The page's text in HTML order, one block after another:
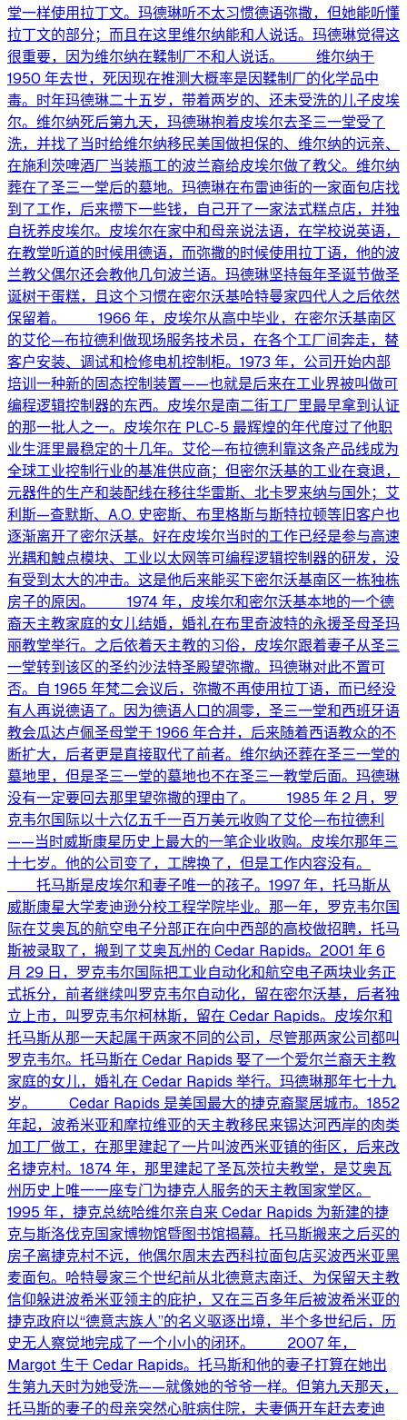
堂一样使用拉丁文。玛德琳听不太习惯德语弥撒，但她能听懂
拉丁文的部分；而且在这里维尔纳能和人说话。玛德琳觉得这
很重要，因为维尔纳在鞣制厂不和人说话。 维尔纳于
1950 年去世，死因现在推测大概率是因鞣制厂的化学品中
毒。时年玛德琳二十五岁，带着两岁的、还未受洗的儿子皮埃
尔。维尔纳死后第九天，玛德琳抱着皮埃尔去圣三一堂受了
洗，并找了当时给维尔纳移民美国做担保的、维尔纳的远亲、
在施利茨啤酒厂当装瓶工的波兰裔给皮埃尔做了教父。维尔纳
葬在了圣三一堂后的墓地。玛德琳在布雷迪街的一家面包店找
到了工作，后来攒下一些钱，自己开了一家法式糕点店，并独
自抚养皮埃尔。皮埃尔在家中和母亲说法语，在学校说英语，
在教堂听道的时候用德语，而弥撒的时候使用拉丁语，他的波
兰教父偶尔还会教他几句波兰语。玛德琳坚持每年圣诞节做圣
诞树干蛋糕，且这个习惯在密尔沃基哈特曼家四代人之后依然
保留着。 1966 年，皮埃尔从高中毕业，在密尔沃基南区
的艾伦—布拉德利做现场服务技术员，在各个工厂间奔走，替
客户安装、调试和检修电机控制柜。1973 年，公司开始内部
培训一种新的固态控制装置——也就是后来在工业界被叫做可
编程逻辑控制器的东西。皮埃尔是南二街工厂里最早拿到认证
的那一批人之一。皮埃尔在 PLC-5 最辉煌的年代度过了他职
业生涯里最稳定的十几年。艾伦—布拉德利靠这条产品线成为
全球工业控制行业的基准供应商；但密尔沃基的工业在衰退，
元器件的生产和装配线在移往华雷斯、北卡罗来纳与国外；艾
利斯—查默斯、A.O. 史密斯、布里格斯与斯特拉顿等旧客户也
逐渐离开了密尔沃基。好在皮埃尔当时的工作已经是参与高速
光耦和触点模块、工业以太网等可编程逻辑控制器的研发，没
有受到太大的冲击。这是他后来能买下密尔沃基南区一栋独栋
房子的原因。 1974 年，皮埃尔和密尔沃基本地的一个德
裔天主教家庭的女儿结婚，婚礼在布里奇波特的永援圣母圣玛
丽教堂举行。之后依着天主教的习俗，皮埃尔跟着妻子从圣三
一堂转到该区的圣约沙法特圣殿望弥撒。玛德琳对此不置可
否。自 1965 年梵二会议后，弥撒不再使用拉丁语，而已经没
有人再说德语了。因为德语人口的凋零，圣三一堂和西班牙语
教会瓜达卢佩圣母堂于 1966 年合并，后来随着西语教众的不
断扩大，后者更是直接取代了前者。维尔纳还葬在圣三一堂的
墓地里，但是圣三一堂的墓地也不在圣三一教堂后面。玛德琳
没有一定要回去那里望弥撒的理由了。 1985 年 2 月，罗
克韦尔国际以十六亿五千一百万美元收购了艾伦—布拉德利
——当时威斯康星历史上最大的一笔企业收购。皮埃尔那年三
十七岁。他的公司变了，工牌换了，但是工作内容没有。
托马斯是皮埃尔和妻子唯一的孩子。1997 年，托马斯从
威斯康星大学麦迪逊分校工程学院毕业。那一年，罗克韦尔国
际在艾奥瓦的航空电子分部正在向中西部的高校做招聘，托马
斯被录取了，搬到了艾奥瓦州的 Cedar Rapids。2001 年 6
月 29 日，罗克韦尔国际把工业自动化和航空电子两块业务正
式拆分，前者继续叫罗克韦尔自动化，留在密尔沃基，后者独
立上市，叫罗克韦尔柯林斯，留在 Cedar Rapids。皮埃尔和
托马斯从那一天起属于两家不同的公司，尽管那两家公司都叫
罗克韦尔。托马斯在 Cedar Rapids 娶了一个爱尔兰裔天主教
家庭的女儿，婚礼在 Cedar Rapids 举行。玛德琳那年七十九
岁。 Cedar Rapids 是美国最大的捷克裔聚居城市。1852
年起，波希米亚和摩拉维亚的天主教移民来锡达河西岸的肉类
加工厂做工，在那里建起了一片叫波西米亚镇的街区，后来改
名捷克村。1874 年，那里建起了圣瓦茨拉夫教堂，是艾奥瓦
州历史上唯一一座专门为捷克人服务的天主教国家堂区。
1995 年，捷克总统哈维尔亲自来 Cedar Rapids 为新建的捷
克与斯洛伐克国家博物馆暨图书馆揭幕。托马斯搬来之后买的
房子离捷克村不远，他偶尔周末去西科拉面包店买波西米亚黑
麦面包。哈特曼家三个世纪前从北德意志南迁、为保留天主教
信仰躲进波希米亚领主的庇护，又在三百多年后被波希米亚的
捷克政府以“德意志族人”的名义驱逐出境，半个多世纪后，历
史无人察觉地完成了一个小小的闭环。 2007 年，
Margot 生于 Cedar Rapids。托马斯和他的妻子打算在她出
生第九天时为她受洗——就像她的爷爷一样。但第九天那天，
托马斯的妻子的母亲突然心脏病住院，夫妻俩开车赶去麦迪